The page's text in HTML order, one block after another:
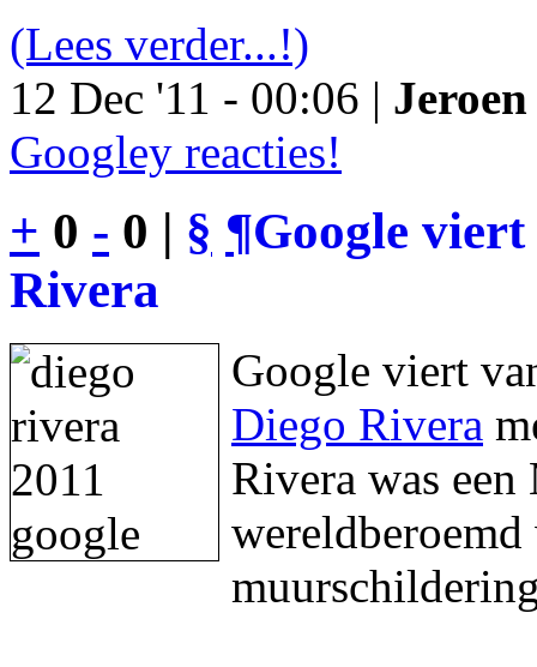
(Lees verder...!)
12 Dec '11 - 00:06 |
Googley reacties!
+ 0 - 0 | § ¶Google
Rivera
Google viert
Diego Rivera
Rivera was een